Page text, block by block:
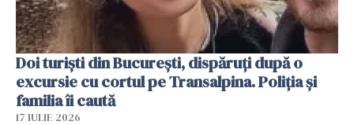
Doi turiști din București, dispăruți după o
excursie cu cortul pe Transalpina. Poliția și
familia îi caută
17 IULIE 2026